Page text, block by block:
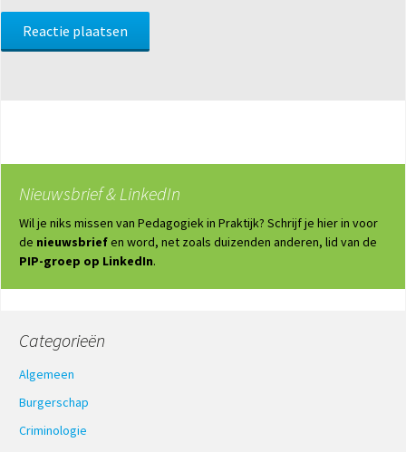
Nieuwsbrief & LinkedIn
Wil je niks missen van Pedagogiek in Praktijk? Schrijf je hier in voor
de nieuwsbriefen word, net zoals duizenden anderen, lid van de
PIP-groep op LinkedIn.
Categorieën
Algemeen
Burgerschap
Criminologie